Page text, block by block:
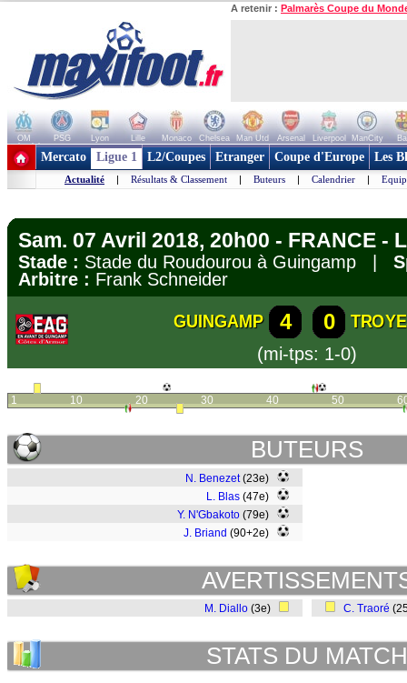
A retenir : Palmarès Coupe du
OM PSG Lyon Lille Monaco Chelsea Man Utd Arsenal Liverpool ManCity
+ de clubs
Mercato Ligue 1 L2/Coupes Etranger Coupe d'Europe Les
Actualité | Résultats & Classement | Buteurs | Calendrier |
Sam. 07 Avril 2018, 20h00 - FRANCE -
Stade : Stade du Roudourou à Guingamp |
Arbitre : Frank Schneider
GUINGAMP 4 0
(mi-tps: 1-0)
1 10 20 30 40 50
BUTEURS
N. Benezet(23e)
L. Blas (47e)
Y. N'Gbakoto (79e)
J. Briand (90+2e)
M. Diallo (3e) C. Traoré
STATS DU MATCH